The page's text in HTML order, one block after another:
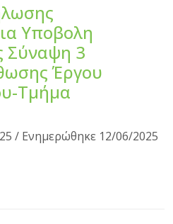
Υποβολη
Σύναψη 3
Έργου
Τμήμα
/ Ενημερώθηκε 12/06/2025